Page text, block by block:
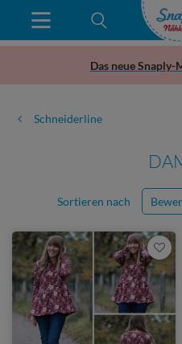
Das neue
Schneiderline
Sortieren nach